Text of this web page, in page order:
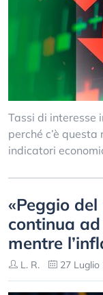
Tassi di interesse
perché c’è
indicatori
«Peggio
continua
mentre
L. R. 27 Luglio